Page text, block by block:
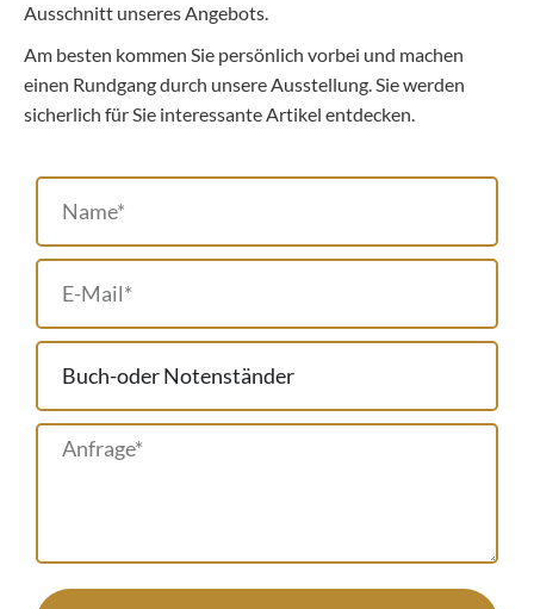
Ausschnitt unseres Angebots.
Am besten kommen Sie persönlich vorbei und machen
einen Rundgang durch unsere Ausstellung. Sie werden
sicherlich für Sie interessante Artikel entdecken.